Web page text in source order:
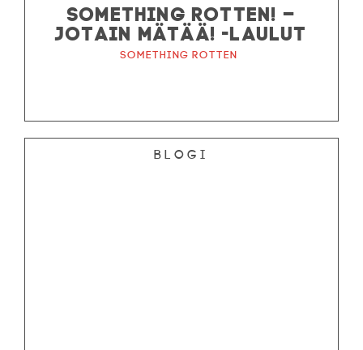
SOMETHING ROTTEN! –
JOTAIN MÄTÄÄ! -LAULUT
Something Rotten
Blogi